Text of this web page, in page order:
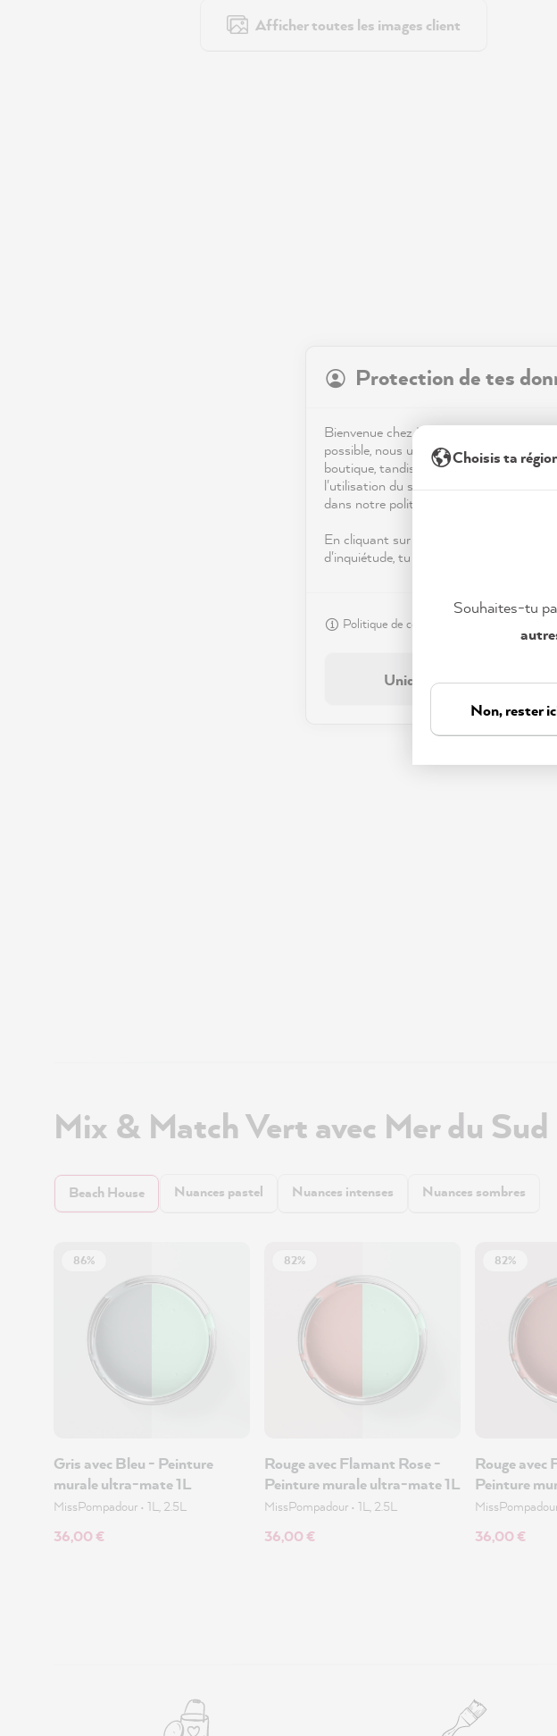
Afficher toutes les images client
Mix & Match Vert avec Mer du Sud
Beach House Nuances pastel Nuances intenses Nuances sombres
86%
Gris avec Bleu - Peinture
murale ultra-mate 1L
MissPompadour • 1L, 2.5L
36,00 €
82%
Rouge avec Flamant Rose -
Peinture murale ultra-mate 1L
MissPompadour • 1L, 2.5L
36,00 €
82%
Rouge avec
Peinture
36,00 €
Protection de tes
Bienvenue chez MissPompadour !
possible, nous utilisons des cookies..
boutique, tandis que d'autres nous
l'utilisation du site et à te proposer des
dans notre politique de confidentialité.
En cliquant sur « Tout accepter », tu
d'inquiétude, tu peux modifier tes
Politique de confidentialité
Uniquement nécessaire
Choisis ta
Souhaites-tu
Non, rester